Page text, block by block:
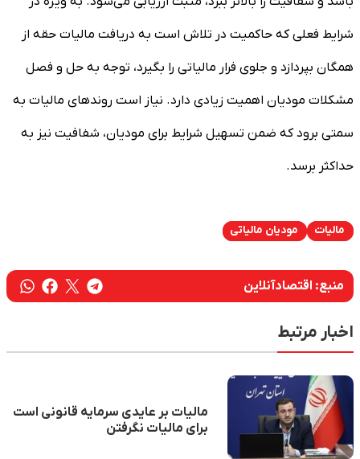
شرایط فعلی که حاکمیت در تلاش است به دریافت مالیات حقه از
همگان بپردازد و جلوی فرار مالیاتی را بگیرد، توجه به حل و فصل
مشکلات مودیان اهمیت زیادی دارد. نیاز است روندهای مالیات به
سمتی برود که ضمن تسهیل شرایط برای مودیان، شفافیت نیز به
حداکثر برسد.
مالیات مودیان مالیاتی
منبع: اقتصادآنلاین
اخبار مرتبط
مالیات بر عایدی سرمایه قانونی است
برای مالیات نگرفتن